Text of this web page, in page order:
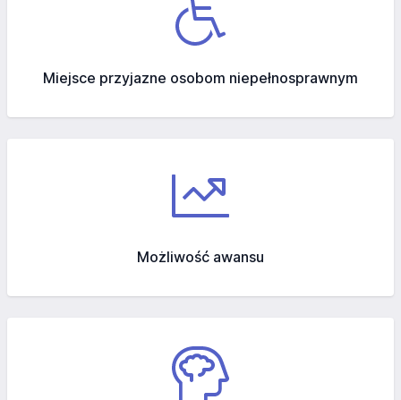
Miejsce przyjazne osobom niepełnosprawnym
Możliwość awansu